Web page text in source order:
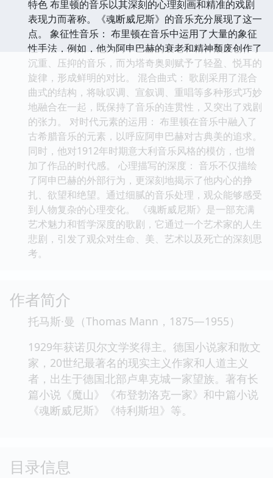
特色 布里顿的音乐以其深刻的心理刻画和精准的戏剧
表现力而著称。《魂断威尼斯》的音乐充分展现了这一
点。 象征性音乐： 布里顿在音乐中运用了大量的象征
性手法，例如，他为阿申巴赫的衰老和精神颓废创作了
沉重、压抑的音乐，而为塔奇奥则赋予了轻盈、悦耳的
旋律，形成鲜明的对比。 混合曲式： 歌剧采用了混合
曲式的结构，将咏叹调、宣叙调、重唱等多种形式巧妙
地融合在一起，既保持了音乐的连贯性，又突出了戏剧
的张力。 对时代元素的运用： 布里顿在音乐中融入了
古希腊音乐的元素，以呼应阿申巴赫对古典美的追求。
同时，他对1912年时期意大利音乐风格的模仿，也增
加了作品的时代感。 心理描写的深度： 音乐不仅描绘
了阿申巴赫的外部行为，更深刻地揭示了他内心的挣
扎、欲望和绝望。通过细腻的音乐处理，观众能够感受
到人物复杂的心理变化。 《魂断威尼斯》是一部充满
艺术魅力和哲学深度的歌剧，它通过一个艺术家的人生
悲剧，引发了观众对生命、美、艺术以及死亡的深刻思
考。
作者简介
托马斯·曼（Thomas Mann，1875—1955）
1929年获诺贝尔文学奖得主。德国小说家和散文
家，20世纪最著名的现实主义作家和人道主义
者，出生于德国北部卢卑克城一家望族。著有长
篇小说《魔山》《布登勃洛克一家》和中篇小说
《魂断威尼斯》《特利斯坦》等。
目录信息